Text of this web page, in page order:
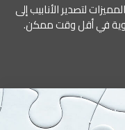
لتصدير الأنابيب إلى
في أقل وقت ممكن.